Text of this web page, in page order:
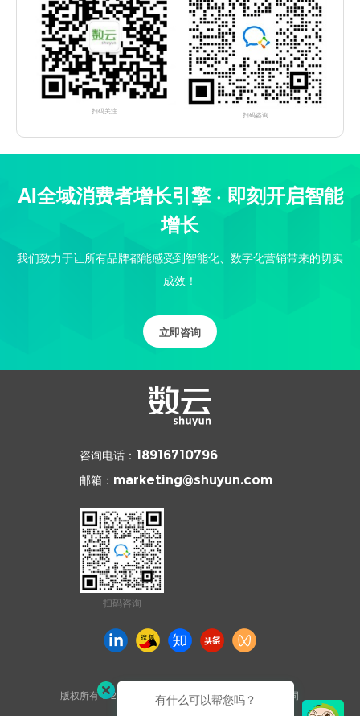
扫码关注 扫码咨询
AI全域消费者增长引擎 · 即刻开启智能
增长
我们致力于让所有品牌都能感受到智能化、数字化营销带来的切实
成效！
立即咨询
咨询电话： 18916710796
邮箱： marketing@shuyun.com
扫码咨询
版权所有 © 2026 杭州数云信息技术有限公司上海分公司
有什么可以帮您吗？